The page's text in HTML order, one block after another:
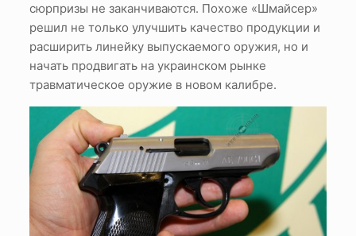
сюрпризы не заканчиваются. Похоже «Шмайсер»
решил не только улучшить качество продукции и
расширить линейку выпускаемого оружия, но и
начать продвигать на украинском рынке
травматическое оружие в новом калибре.